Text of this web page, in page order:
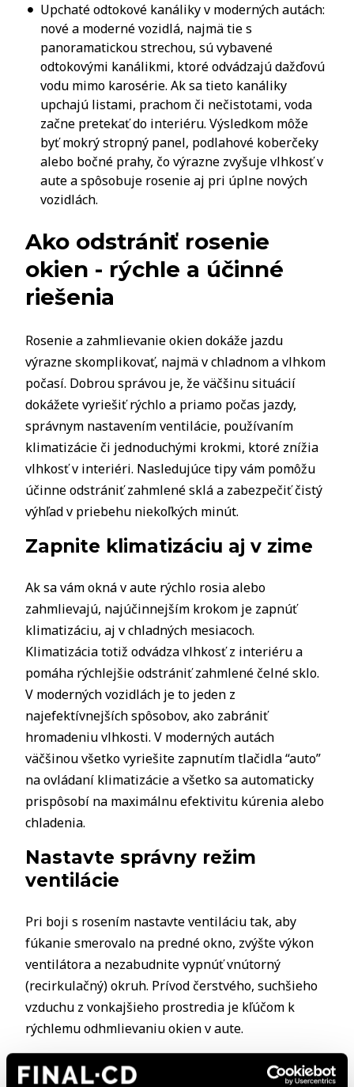
Upchaté odtokové kanáliky v moderných autách:
nové a moderné vozidlá, najmä tie s
panoramatickou strechou, sú vybavené
odtokovými kanálikmi, ktoré odvádzajú dažďovú
vodu mimo karosérie. Ak sa tieto kanáliky
upchajú listami, prachom či nečistotami, voda
začne pretekať do interiéru. Výsledkom môže
byť mokrý stropný panel, podlahové koberčeky
alebo bočné prahy, čo výrazne zvyšuje vlhkosť v
aute a spôsobuje rosenie aj pri úplne nových
vozidlách.
Ako odstrániť rosenie
okien - rýchle a účinné
riešenia
Rosenie a zahmlievanie okien dokáže jazdu
výrazne skomplikovať, najmä v chladnom a vlhkom
počasí. Dobrou správou je, že väčšinu situácií
dokážete vyriešiť rýchlo a priamo počas jazdy,
správnym nastavením ventilácie, používaním
klimatizácie či jednoduchými krokmi, ktoré znížia
vlhkosť v interiéri. Nasledujúce tipy vám pomôžu
účinne odstrániť zahmlené sklá a zabezpečiť čistý
výhľad v priebehu niekoľkých minút.
Zapnite klimatizáciu aj v zime
Ak sa vám okná v aute rýchlo rosia alebo
zahmlievajú, najúčinnejším krokom je zapnúť
klimatizáciu, aj v chladných mesiacoch.
Klimatizácia totiž odvádza vlhkosť z interiéru a
pomáha rýchlejšie odstrániť zahmlené čelné sklo.
V moderných vozidlách je to jeden z
najefektívnejších spôsobov, ako zabrániť
hromadeniu vlhkosti. V moderných autách
väčšinou všetko vyriešite zapnutím tlačidla “auto”
na ovládaní klimatizácie a všetko sa automaticky
prispôsobí na maximálnu efektivitu kúrenia alebo
chladenia.
Nastavte správny režim
ventilácie
Pri boji s rosením nastavte ventiláciu tak, aby
fúkanie smerovalo na predné okno, zvýšte výkon
ventilátora a nezabudnite vypnúť vnútorný
(recirkulačný) okruh. Prívod čerstvého, suchšieho
vzduchu z vonkajšieho prostredia je kľúčom k
rýchlemu odhmlievaniu okien v aute.
Aktivujte odmrazovací režim